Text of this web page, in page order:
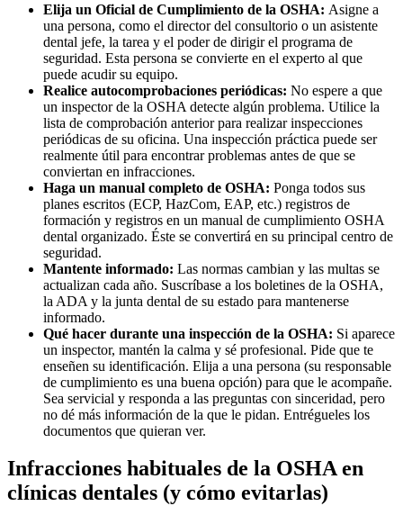
Elija un Oficial de Cumplimiento de la OSHA: Asigne a
una persona, como el director del consultorio o un asistente
dental jefe, la tarea y el poder de dirigir el programa de
seguridad. Esta persona se convierte en el experto al que
puede acudir su equipo.
Realice autocomprobaciones periódicas: No espere a que
un inspector de la OSHA detecte algún problema. Utilice la
lista de comprobación anterior para realizar inspecciones
periódicas de su oficina. Una inspección práctica puede ser
realmente útil para encontrar problemas antes de que se
conviertan en infracciones.
Haga un manual completo de OSHA: Ponga todos sus
planes escritos (ECP, HazCom, EAP, etc.) registros de
formación y registros en un manual de cumplimiento OSHA
dental organizado. Éste se convertirá en su principal centro de
seguridad.
Mantente informado: Las normas cambian y las multas se
actualizan cada año. Suscríbase a los boletines de la OSHA,
la ADA y la junta dental de su estado para mantenerse
informado.
Qué hacer durante una inspección de la OSHA: Si aparece
un inspector, mantén la calma y sé profesional. Pide que te
enseñen su identificación. Elija a una persona (su responsable
de cumplimiento es una buena opción) para que le acompañe.
Sea servicial y responda a las preguntas con sinceridad, pero
no dé más información de la que le pidan. Entrégueles los
documentos que quieran ver.
Infracciones habituales de la OSHA en
clínicas dentales (y cómo evitarlas)